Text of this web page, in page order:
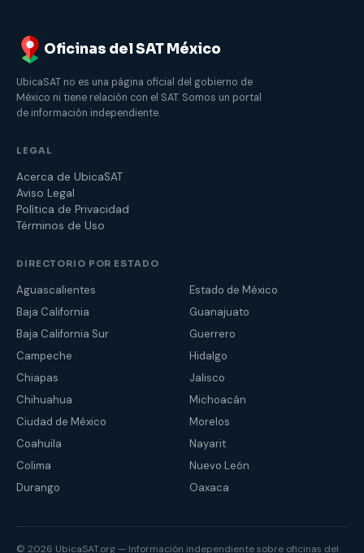
Oficinas del SAT México
UbicaSAT no es una página oficial del gobierno de
México ni tiene relación con el SAT. Somos un portal
de información independiente.
LEGAL
Acerca de UbicaSAT
Aviso Legal
Política de Privacidad
Términos de Uso
DIRECTORIO POR ESTADO
Aguascalientes
Baja California
Baja California Sur
Campeche
Chiapas
Chihuahua
Ciudad de México
Coahuila
Colima
Durango
Estado de México
Guanajuato
Guerrero
Hidalgo
Jalisco
Michoacán
Morelos
Nayarit
Nuevo León
Oaxaca
© 2026 UbicaSAT.org — Información independiente sobre oficinas del